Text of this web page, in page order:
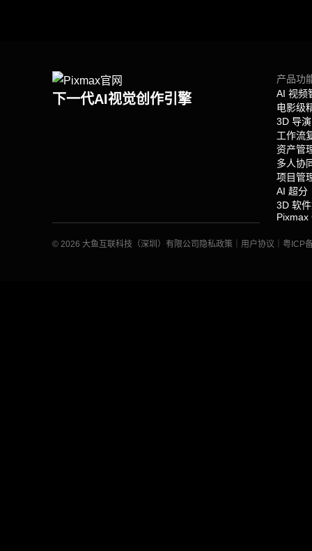
下一代AI视觉创作引擎
产品功
AI 视频
电影级
3D 导
工作流
资产管
多人协
项目管
AI 超分
3D 软
Pixmax
© 2026 大鱼互联科技（深圳）有限公司 隐私政策｜ 用户协议 粤ICP